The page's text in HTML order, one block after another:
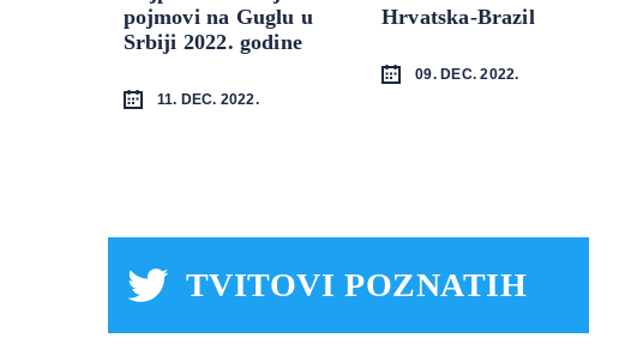
pojmovi na Guglu u
Srbiji 2022. godine
11. DEC. 2022.
Hrvatska-Brazil
09. DEC. 2022.
TVITOVI POZNATIH